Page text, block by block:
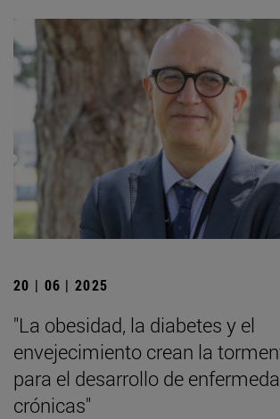
20 | 06 | 2025
"La obesidad, la diabetes y el
envejecimiento crean la
para el desarrollo de
crónicas"